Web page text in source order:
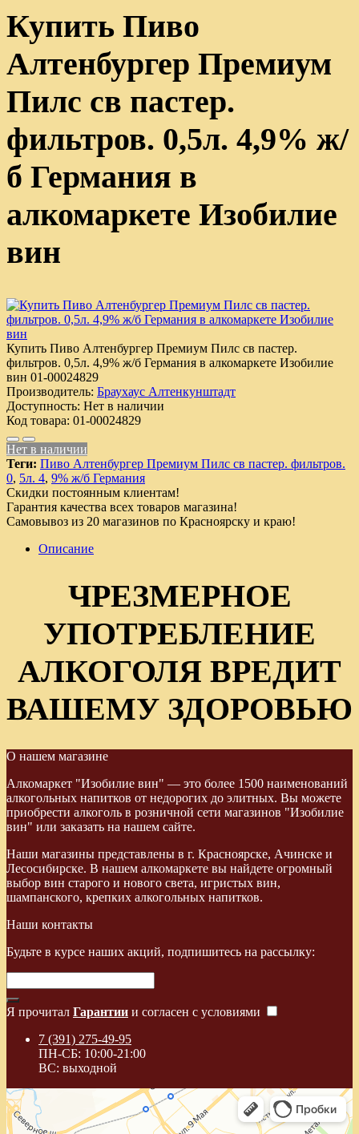
Купить Пиво
Алтенбургер Премиум
Пилс св пастер.
фильтров. 0,5л. 4,9% ж/
б Германия в
алкомаркете Изобилие
вин
Купить Пиво Алтенбургер Премиум Пилс св пастер.
фильтров. 0,5л. 4,9% ж/б Германия в алкомаркете Изобилие
вин 01-00024829
Производитель: Браухаус Алтенкунштадт
Доступность: Нет в наличии
Код товара: 01-00024829
Нет в наличии
Теги: Пиво Алтенбургер Премиум Пилс св пастер. фильтров.
0, 5л. 4, 9% ж/б Германия
Скидки постоянным клиентам!
Гарантия качества всех товаров магазина!
Самовывоз из 20 магазинов по Красноярску и краю!
Описание
ЧРЕЗМЕРНОЕ
УПОТРЕБЛЕНИЕ
АЛКОГОЛЯ ВРЕДИТ
ВАШЕМУ ЗДОРОВЬЮ
О нашем магазине
Алкомаркет "Изобилие вин" — это более 1500 наименований
алкогольных напитков от недорогих до элитных. Вы можете
приобрести алкоголь в розничной сети магазинов "Изобилие
вин" или заказать на нашем сайте.
Наши магазины представлены в г. Красноярске, Ачинске и
Лесосибирске. В нашем алкомаркете вы найдете огромный
выбор вин старого и нового света, игристых вин,
шампанского, крепких алкогольных напитков.
Наши контакты
Будьте в курсе наших акций, подпишитесь на рассылку:
Я прочитал Гарантии и согласен с условиями
7 (391) 275-49-95
ПН-СБ: 10:00-21:00
ВС: выходной